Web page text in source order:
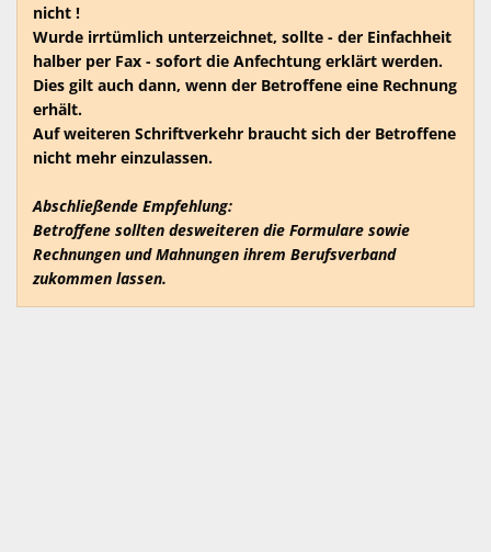
nicht !
Wurde irrtümlich unterzeichnet, sollte - der Einfachheit
halber per Fax - sofort die Anfechtung erklärt werden.
Dies gilt auch dann, wenn der Betroffene eine Rechnung
erhält.
Auf weiteren Schriftverkehr braucht sich der Betroffene
nicht mehr einzulassen.
Abschließende Empfehlung:
Betroffene sollten desweiteren die Formulare sowie
Rechnungen und Mahnungen ihrem Berufsverband
zukommen lassen.